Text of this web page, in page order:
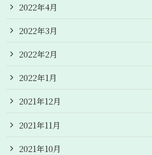
2022年4月
2022年3月
2022年2月
2022年1月
2021年12月
2021年11月
2021年10月